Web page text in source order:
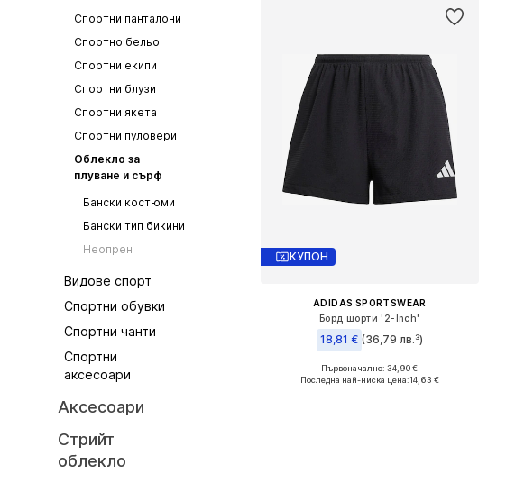
Спортни панталони
Спортно бельо
Спортни екипи
Спортни блузи
Спортни якета
Спортни пуловери
Облекло за
плуване и сърф
Бански костюми
Бански тип бикини
Неопрен
Видове спорт
Спортни обувки
Спортни чанти
Спортни
аксесоари
Аксесоари
Стрийт
облекло
КУПОН
ADIDAS SPORTSWEAR
Борд шорти '2-Inch'
18,81 € (36,79 лв.³)
Налични размери: XXXS-XXS, XL-XXL
Първоначално: 34,90 €
Последна най-ниска цена:14,63 €